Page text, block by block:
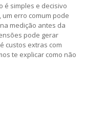
é simples e decisivo
erro comum pode
medição antes da
pode gerar
custos extras com
te explicar como não